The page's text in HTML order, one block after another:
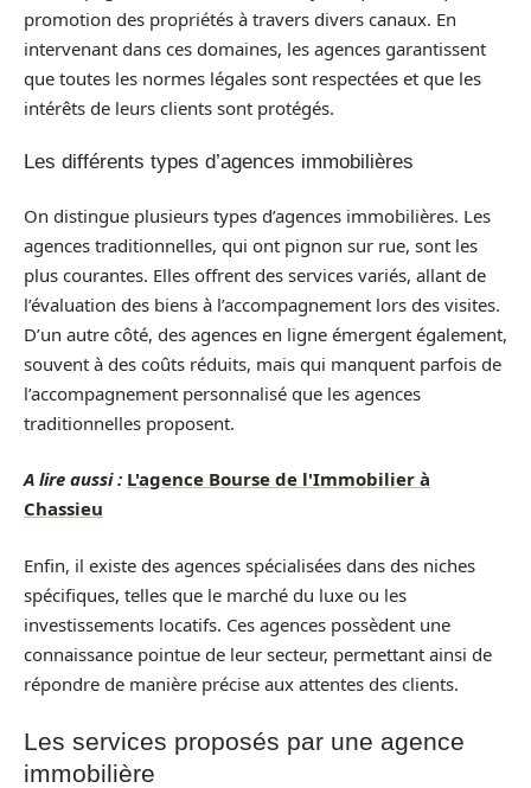
promotion des propriétés à travers divers canaux. En
intervenant dans ces domaines, les agences garantissent
que toutes les normes légales sont respectées et que les
intérêts de leurs clients sont protégés.
Les différents types d’agences immobilières
On distingue plusieurs types d’agences immobilières. Les
agences traditionnelles, qui ont pignon sur rue, sont les
plus courantes. Elles offrent des services variés, allant de
l’évaluation des biens à l’accompagnement lors des visites.
D’un autre côté, des agences en ligne émergent également,
souvent à des coûts réduits, mais qui manquent parfois de
l’accompagnement personnalisé que les agences
traditionnelles proposent.
A lire aussi : L'agence Bourse de l'Immobilier à
Chassieu
Enfin, il existe des agences spécialisées dans des niches
spécifiques, telles que le marché du luxe ou les
investissements locatifs. Ces agences possèdent une
connaissance pointue de leur secteur, permettant ainsi de
répondre de manière précise aux attentes des clients.
Les services proposés par une agence
immobilière